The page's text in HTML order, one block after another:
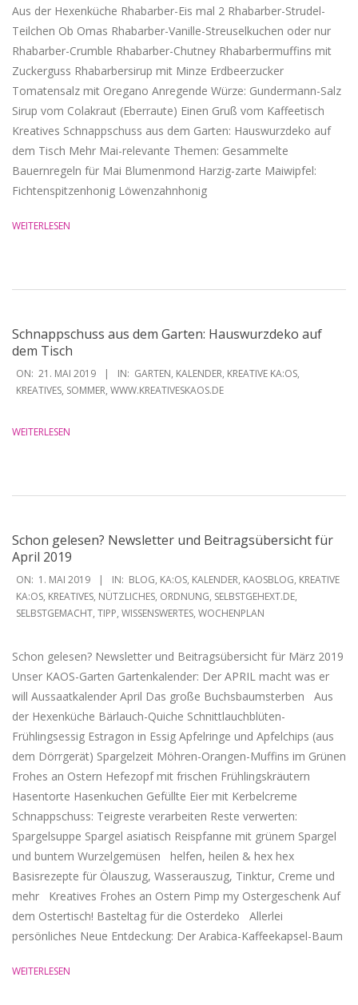
Aus der Hexenküche Rhabarber-Eis mal 2 Rhabarber-Strudel-
Teilchen Ob Omas Rhabarber-Vanille-Streuselkuchen oder nur
Rhabarber-Crumble Rhabarber-Chutney Rhabarbermuffins mit
Zuckerguss Rhabarbersirup mit Minze Erdbeerzucker
Tomatensalz mit Oregano Anregende Würze: Gundermann-Salz
Sirup vom Colakraut (Eberraute) Einen Gruß vom Kaffeetisch
Kreatives Schnappschuss aus dem Garten: Hauswurzdeko auf
dem Tisch Mehr Mai-relevante Themen: Gesammelte
Bauernregeln für Mai Blumenmond Harzig-zarte Maiwipfel:
Fichtenspitzenhonig Löwenzahnhonig
WEITERLESEN
Schnappschuss aus dem Garten: Hauswurzdeko auf
dem Tisch
2019-
05-
ON: 21. MAI 2019 IN: GARTEN, KALENDER, KREATIVE KA:OS,
KREATIVES, SOMMER, WWW.KREATIVESKAOS.DE
WEITERLESEN
Schon gelesen? Newsletter und Beitragsübersicht für
April 2019
2019-
05-
01
ON: 1. MAI 2019 IN: BLOG, KA:OS, KALENDER, KAOSBLOG, KREATIVE
KA:OS, KREATIVES, NÜTZLICHES, ORDNUNG, SELBSTGEHEXT.DE,
SELBSTGEMACHT, TIPP, WISSENSWERTES, WOCHENPLAN
Schon gelesen? Newsletter und Beitragsübersicht für März 2019
Unser KAOS-Garten Gartenkalender: Der APRIL macht was er
will Aussaatkalender April Das große Buchsbaumsterben Aus
der Hexenküche Bärlauch-Quiche Schnittlauchblüten-
Frühlingsessig Estragon in Essig Apfelringe und Apfelchips (aus
dem Dörrgerät) Spargelzeit Möhren-Orangen-Muffins im Grünen
Frohes an Ostern Hefezopf mit frischen Frühlingskräutern
Hasentorte Hasenkuchen Gefüllte Eier mit Kerbelcreme
Schnappschuss: Teigreste verarbeiten Reste verwerten:
Spargelsuppe Spargel asiatisch Reispfanne mit grünem Spargel
und buntem Wurzelgemüsen helfen, heilen & hex hex
Basisrezepte für Ölauszug, Wasserauszug, Tinktur, Creme und
mehr Kreatives Frohes an Ostern Pimp my Ostergeschenk Auf
dem Ostertisch! Basteltag für die Osterdeko Allerlei
persönliches Neue Entdeckung: Der Arabica-Kaffeekapsel-Baum
WEITERLESEN